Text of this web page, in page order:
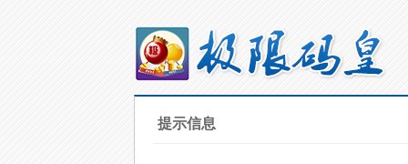
提示信息